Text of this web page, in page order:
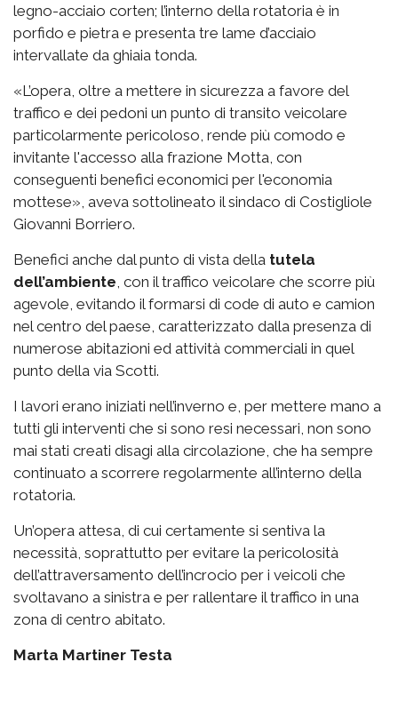
legno-acciaio corten; l’interno della rotatoria è in
porfido e pietra e presenta tre lame d’acciaio
intervallate da ghiaia tonda.
«L’opera, oltre a mettere in sicurezza a favore del
traffico e dei pedoni un punto di transito veicolare
particolarmente pericoloso, rende più comodo e
invitante l'accesso alla frazione Motta, con
conseguenti benefici economici per l'economia
mottese», aveva sottolineato il sindaco di Costigliole
Giovanni Borriero.
Benefici anche dal punto di vista della tutela
dell’ambiente, con il traffico veicolare che scorre più
agevole, evitando il formarsi di code di auto e camion
nel centro del paese, caratterizzato dalla presenza di
numerose abitazioni ed attività commerciali in quel
punto della via Scotti.
I lavori erano iniziati nell’inverno e, per mettere mano a
tutti gli interventi che si sono resi necessari, non sono
mai stati creati disagi alla circolazione, che ha sempre
continuato a scorrere regolarmente all’interno della
rotatoria.
Un’opera attesa, di cui certamente si sentiva la
necessità, soprattutto per evitare la pericolosità
dell’attraversamento dell’incrocio per i veicoli che
svoltavano a sinistra e per rallentare il traffico in una
zona di centro abitato.
Marta Martiner Testa